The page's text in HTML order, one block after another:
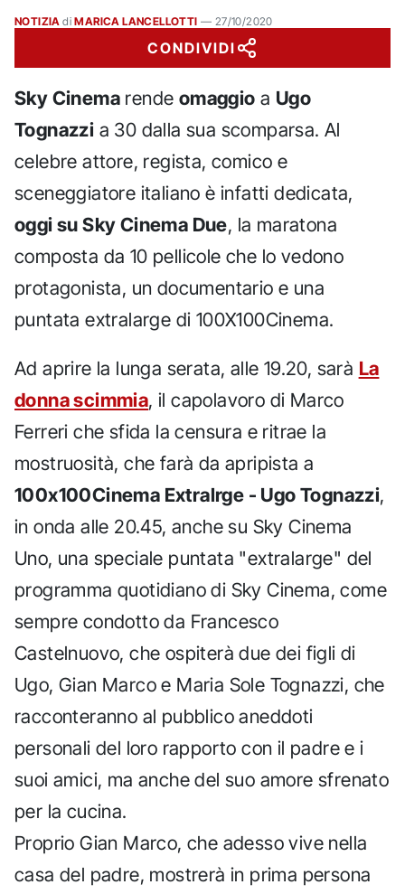
NOTIZIA di MARICA LANCELLOTTI — 27/10/2020
CONDIVIDI
Sky Cinema rende omaggio a Ugo
Tognazzi a 30 dalla sua scomparsa. Al
celebre attore, regista, comico e
sceneggiatore italiano è infatti dedicata,
oggi su Sky Cinema Due, la maratona
composta da 10 pellicole che lo vedono
protagonista, un documentario e una
puntata extralarge di 100X100Cinema.
Ad aprire la lunga serata, alle 19.20, sarà La
donna scimmia, il capolavoro di Marco
Ferreri che sfida la censura e ritrae la
mostruosità, che farà da apripista a
100x100Cinema Extralrge - Ugo Tognazzi,
in onda alle 20.45, anche su Sky Cinema
Uno, una speciale puntata "extralarge" del
programma quotidiano di Sky Cinema, come
sempre condotto da Francesco
Castelnuovo, che ospiterà due dei figli di
Ugo, Gian Marco e Maria Sole Tognazzi, che
racconteranno al pubblico aneddoti
personali del loro rapporto con il padre e i
suoi amici, ma anche del suo amore sfrenato
per la cucina.
Proprio Gian Marco, che adesso vive nella
casa del padre, mostrerà in prima persona